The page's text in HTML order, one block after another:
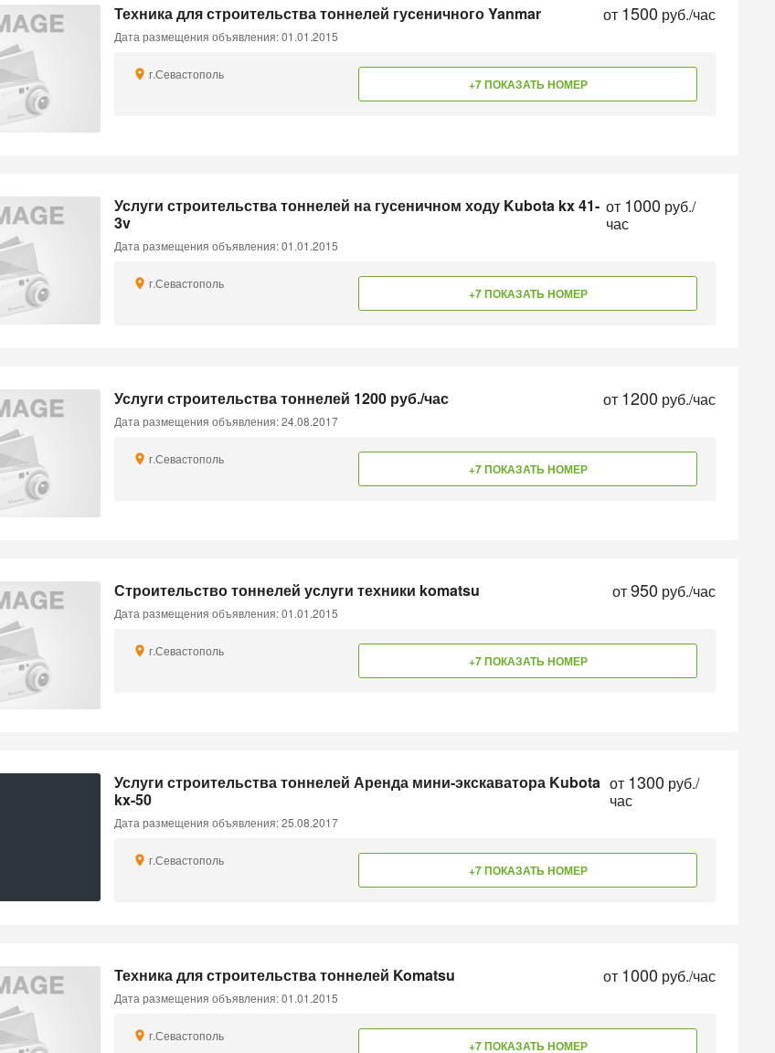
Техника для строительства тоннелей гусеничного Yanmar от 1500 руб./час
Дата размещения объявления: 01.01.2015
г.Севастополь
+7 ПОКАЗАТЬ НОМЕР
Услуги строительства тоннелей на гусеничном ходу Kubota kx 41-
3v
от 1000 руб./
час
Дата размещения объявления: 01.01.2015
г.Севастополь
+7 ПОКАЗАТЬ НОМЕР
Услуги строительства тоннелей 1200 руб./час от 1200 руб./час
Дата размещения объявления: 24.08.2017
г.Севастополь
+7 ПОКАЗАТЬ НОМЕР
Строительство тоннелей услуги техники komatsu от950 руб./час
Дата размещения объявления: 01.01.2015
г.Севастополь
+7 ПОКАЗАТЬ НОМЕР
Услуги строительства тоннелей Аренда мини-экскаватора Kubota
kx-50
от 1300 руб./
час
Дата размещения объявления: 25.08.2017
г.Севастополь
+7 ПОКАЗАТЬ НОМЕР
Техника для строительства тоннелей Komatsu от 1000 руб./час
Дата размещения объявления: 01.01.2015
г.Севастополь
+7 ПОКАЗАТЬ НОМЕР